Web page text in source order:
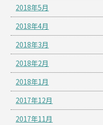
2018年5月
2018年4月
2018年3月
2018年2月
2018年1月
2017年12月
2017年11月